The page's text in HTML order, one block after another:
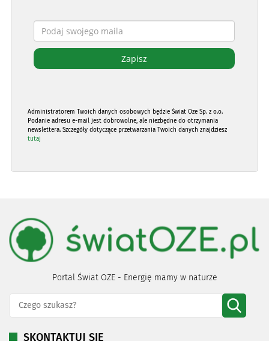
Administratorem Twoich danych osobowych będzie Świat Oze Sp. z o.o.
Podanie adresu e-mail jest dobrowolne, ale niezbędne do otrzymania
newslettera. Szczegóły dotyczące przetwarzania Twoich danych znajdziesz
tutaj
Portal Świat OZE - Energię mamy w naturze
SKONTAKTUJ SIĘ